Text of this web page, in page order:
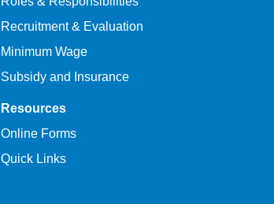
Recruitment & Evaluation
Minimum Wage
Subsidy and Insurance
Resources
Online Forms
Quick Links